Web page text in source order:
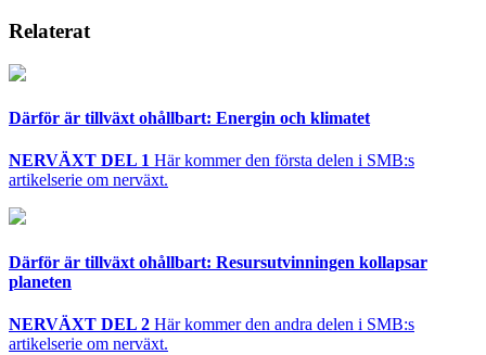
Relaterat
Därför är tillväxt ohållbart: Energin och klimatet
NERVÄXT DEL 1 Här kommer den första delen i SMB:s
artikelserie om nerväxt.
Därför är tillväxt ohållbart: Resursutvinningen kollapsar
planeten
NERVÄXT DEL 2 Här kommer den andra delen i SMB:s
artikelserie om nerväxt.